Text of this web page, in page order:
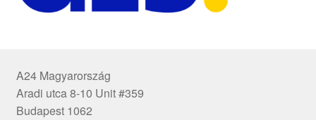
A24 Magyarország
Aradi utca 8-10 Unit #359
Budapest 1062